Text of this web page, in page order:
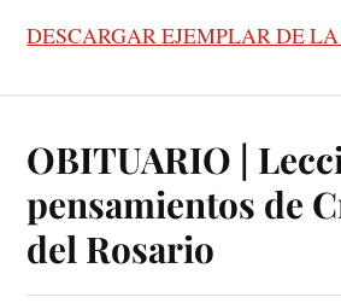
DESCARGAR EJEMPLAR DE
OBITUARIO |
pensamientos de
del Rosario